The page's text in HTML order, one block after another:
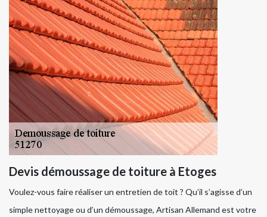
Devis démoussage de toiture à Etoges
Voulez-vous faire réaliser un entretien de toit ? Qu’il s’agisse d’un
simple nettoyage ou d’un démoussage, Artisan Allemand est votre